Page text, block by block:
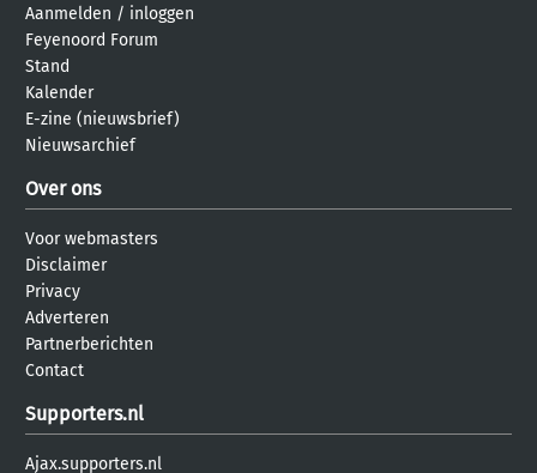
Aanmelden / inloggen
Feyenoord Forum
Stand
Kalender
E-zine (nieuwsbrief)
Nieuwsarchief
Over ons
Voor webmasters
Disclaimer
Privacy
Adverteren
Partnerberichten
Contact
Supporters.nl
Ajax.supporters.nl